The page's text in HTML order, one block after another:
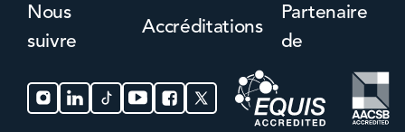
Nous
suivre
Accréditations
Partenaire
de